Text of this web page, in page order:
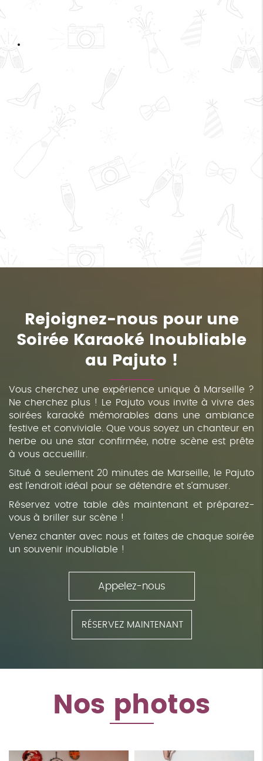
Rejoignez-nous pour une
Soirée Karaoké Inoubliable
au Pajuto !
Vous cherchez une expérience unique à Marseille ?
Ne cherchez plus ! Le Pajuto vous invite à vivre des
soirées karaoké mémorables dans une ambiance
festive et conviviale. Que vous soyez un chanteur en
herbe ou une star confirmée, notre scène est prête
à vous accueillir.
Situé à seulement 20 minutes de Marseille, le Pajuto
est l’endroit idéal pour se détendre et s’amuser.
Réservez votre table dès maintenant et préparez-
vous à briller sur scène !
Venez chanter avec nous et faites de chaque soirée
un souvenir inoubliable !
Appelez-nous
RÉSERVEZ MAINTENANT
Nos photos